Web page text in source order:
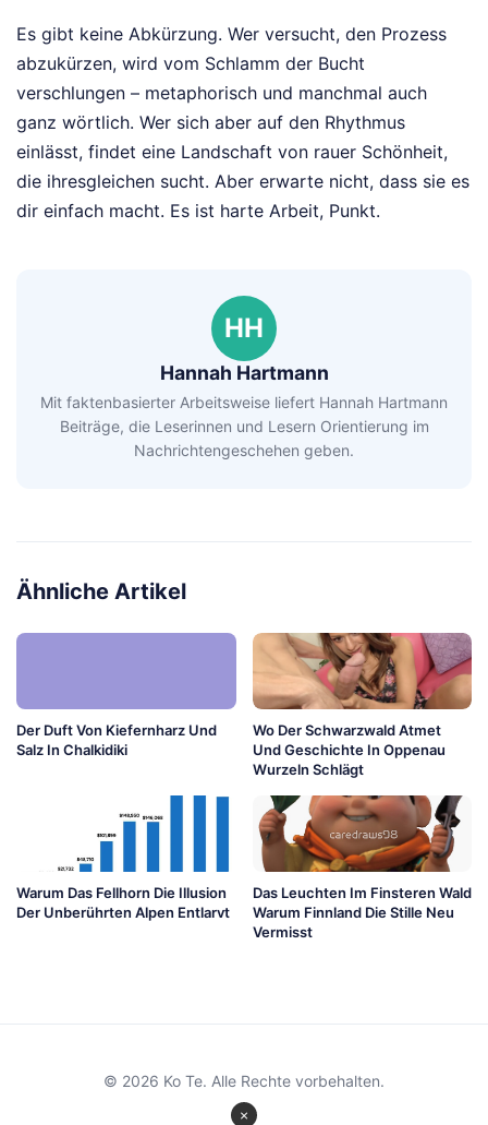
Es gibt keine Abkürzung. Wer versucht, den Prozess
abzukürzen, wird vom Schlamm der Bucht
verschlungen – metaphorisch und manchmal auch
ganz wörtlich. Wer sich aber auf den Rhythmus
einlässt, findet eine Landschaft von rauer Schönheit,
die ihresgleichen sucht. Aber erwarte nicht, dass sie es
dir einfach macht. Es ist harte Arbeit, Punkt.
HH
Hannah Hartmann
Mit faktenbasierter Arbeitsweise liefert Hannah Hartmann
Beiträge, die Leserinnen und Lesern Orientierung im
Nachrichtengeschehen geben.
Ähnliche Artikel
Der Duft Von Kiefernharz Und
Salz In Chalkidiki
Wo Der Schwarzwald Atmet
Und Geschichte In Oppenau
Wurzeln Schlägt
Warum Das Fellhorn Die Illusion
Der Unberührten Alpen Entlarvt
Das Leuchten Im Finsteren Wald
Warum Finnland Die Stille Neu
Vermisst
×
© 2026 Ko Te. Alle Rechte vorbehalten.